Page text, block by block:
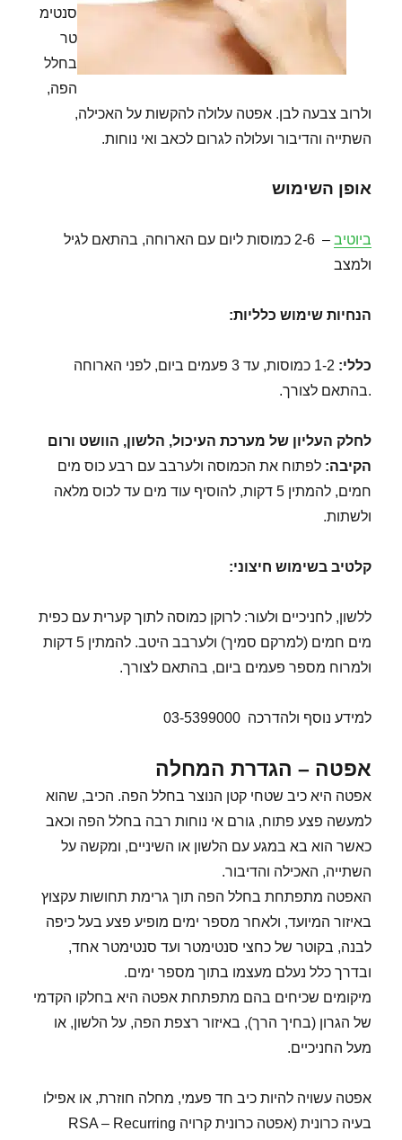
סנטימ
טר
בחלל
הפה,
ולרוב צבעה לבן. אפטה עלולה להקשות על האכילה,
השתייה והדיבור ועלולה לגרום לכאב ואי נוחות.
אופן השימוש
ביוטיב
– 2-6 כמוסות ליום עם הארוחה, בהתאם לגיל
ולמצב
הנחיות שימוש כלליות:
כללי:
1-2 כמוסות, עד 3 פעמים ביום, לפני הארוחה
.בהתאם לצורך.
לחלק העליון של מערכת העיכול, הלשון, הוושט ורום
הקיבה:לפתוח את הכמוסה ולערבב עם רבע כוס מים
חמים, להמתין 5 דקות, להוסיף עוד מים עד לכוס מלאה
ולשתות.
קלטיב בשימוש חיצוני:
ללשון, לחניכיים ולעור: לרוקן כמוסה לתוך קערית עם כפית
מים חמים (למרקם סמיך) ולערבב היטב. להמתין 5 דקות
ולמרוח מספר פעמים ביום, בהתאם לצורך.
למידע נוסף ולהדרכה 03-5399000
אפטה – הגדרת המחלה
אפטה היא כיב שטחי קטן הנוצר בחלל הפה. הכיב, שהוא
למעשה פצע פתוח, גורם אי נוחות רבה בחלל הפה וכאב
כאשר הוא בא במגע עם הלשון או השיניים, ומקשה על
השתייה, האכילה והדיבור.
האפטה מתפתחת בחלל הפה תוך גרימת תחושות עקצוץ
באיזור המיועד, ולאחר מספר ימים מופיע פצע בעל כיפה
לבנה, בקוטר של כחצי סנטימטר ועד סנטימטר אחד,
ובדרך כלל נעלם מעצמו בתוך מספר ימים.
מיקומים שכיחים בהם מתפתחת אפטה היא בחלקו הקדמי
של הגרון (בחיך הרך), באיזור רצפת הפה, על הלשון, או
מעל החניכיים.
אפטה עשויה להיות כיב חד פעמי, מחלה חוזרת, או אפילו
בעיה כרונית (אפטה כרונית קרויה RSA – Recurring